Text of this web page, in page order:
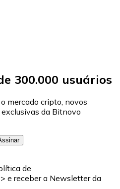
300.000 usuários
mercado cripto, novos
da Bitnovo
de
e receber a Newsletter da